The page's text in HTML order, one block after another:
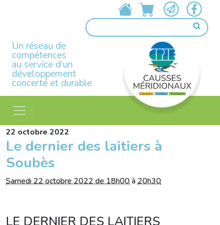
Un réseau de
compétences
au service d’un
développement
concerté et durable
22 octobre 2022
Le dernier des laitiers à
Soubès
Samedi 22 octobre 2022 de 18h00à 20h30
LE DERNIER DES LAITIERS